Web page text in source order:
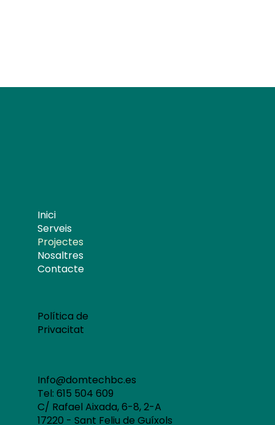
Inici
Serveis
Projectes
Nosaltres
Contacte
Política de
Privacitat
Info@domtechbc.es
Tel: 615 504 609
C/ Rafael Aixada, 6-8, 2-A
17220 - Sant Feliu de Guíxols